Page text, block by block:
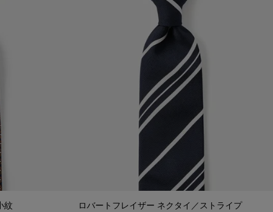
紋 ロバートフレイザー ネクタイ／ストライプ